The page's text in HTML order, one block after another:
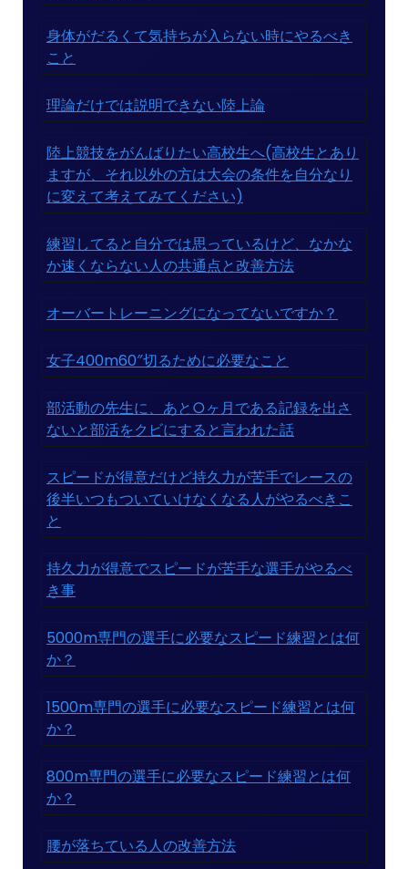
身体がだるくて気持ちが入らない時にやるべき
こと
理論だけでは説明できない陸上論
陸上競技をがんばりたい高校生へ(高校生とあり
ますが、それ以外の方は大会の条件を自分なり
に変えて考えてみてください)
練習してると自分では思っているけど、なかな
か速くならない人の共通点と改善方法
オーバートレーニングになってないですか？
女子400m60″切るために必要なこと
部活動の先生に、あと○ヶ月である記録を出さ
ないと部活をクビにすると言われた話
スピードが得意だけど持久力が苦手でレースの
後半いつもついていけなくなる人がやるべきこ
と
持久力が得意でスピードが苦手な選手がやるべ
き事
5000m専門の選手に必要なスピード練習とは何
か？
1500m専門の選手に必要なスピード練習とは何
か？
800m専門の選手に必要なスピード練習とは何
か？
腰が落ちている人の改善方法